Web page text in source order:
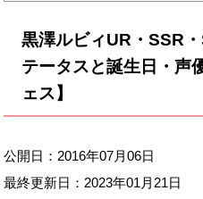
黒澤ルビィUR・SSR
テータスと誕生日・声
ェス】
公開日：2016年07月06日
最終更新日： 2023年01月21日